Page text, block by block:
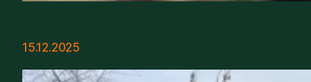
15.12.2025